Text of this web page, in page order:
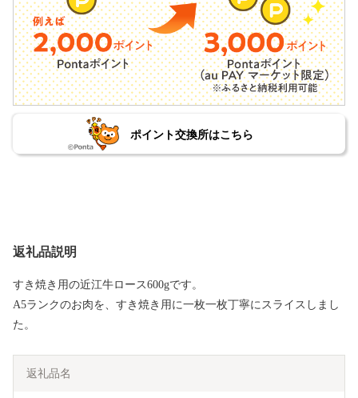
ポイント交換所はこちら
返礼品説明
すき焼き用の近江牛ロース600gです。
A5ランクのお肉を、すき焼き用に一枚一枚丁寧にスライスしまし
た。
返礼品名